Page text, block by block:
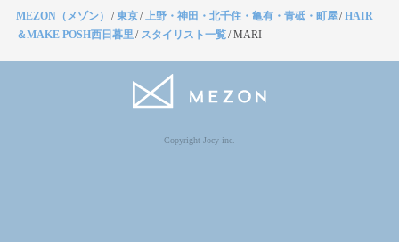
MEZON（メゾン） /東京/上野・神田・北千住・亀有・青砥・町屋/HAIR
＆MAKE POSH西日暮里/ スタイリスト一覧/MARI
Copyright Jocy inc.